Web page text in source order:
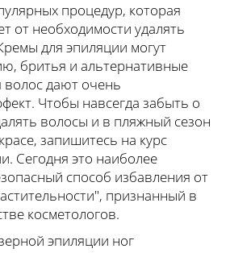
процедур, которая
от необходимости удалять
для эпиляции могут
бритья и альтернативные
волос дают очень
Чтобы навсегда забыть о
волосы и в пляжный сезон
запишитесь на курс
Сегодня это наиболее
способ избавления от
признанный в
косметологов.
эпиляции ног